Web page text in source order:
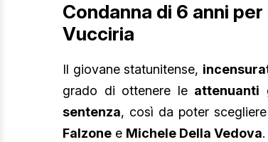
Condanna di 6 anni
Vucciria
Il giovane statunitense,
grado di ottenere le attenuanti
sentenza, così da poter
Falzone e Michele Della Vedova.